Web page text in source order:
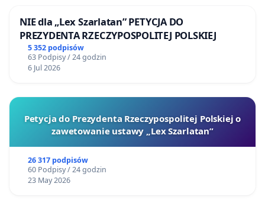
NIE dla „Lex Szarlatan” PETYCJA DO
PREZYDENTA RZECZYPOSPOLITEJ POLSKIEJ
5 352 podpisów
63 Podpisy / 24 godzin
6 Jul 2026
Petycja do Prezydenta Rzeczypospolitej Polskiej o
zawetowanie ustawy „Lex Szarlatan”
26 317 podpisów
60 Podpisy / 24 godzin
23 May 2026